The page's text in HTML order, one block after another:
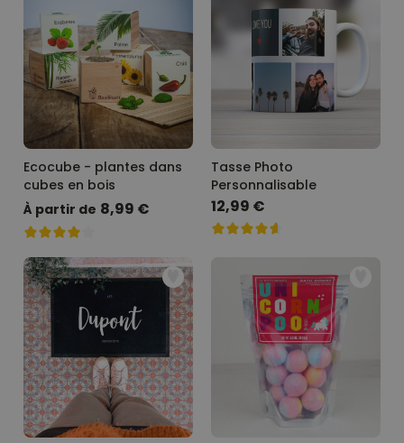
Ecocube - plantes dans
cubes en bois
À partir de 8,99 €
Tasse Photo
Personnalisable
12,99 €